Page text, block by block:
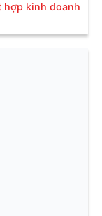
hợp kinh doanh